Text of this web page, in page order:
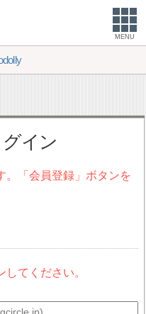
MENU
イン
。「会員登録」ボタンを
てください。